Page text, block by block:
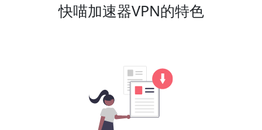
快喵加速器VPN的特色